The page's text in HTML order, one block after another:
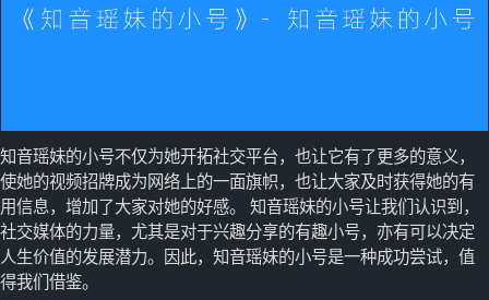
知音瑶妹的小号不仅为她开拓社交平台，也让它有了更多的意义，
使她的视频招牌成为网络上的一面旗帜，也让大家及时获得她的有
用信息，增加了大家对她的好感。 知音瑶妹的小号让我们认识到，
社交媒体的力量，尤其是对于兴趣分享的有趣小号，亦有可以决定
人生价值的发展潜力。因此，知音瑶妹的小号是一种成功尝试，值
得我们借鉴。